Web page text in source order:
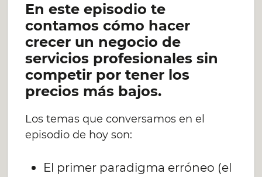
En este episodio te
contamos cómo hacer
crecer un negocio de
servicios profesionales sin
competir por tener los
precios más bajos.
Los temas que conversamos en el
episodio de hoy son:
El primer paradigma erróneo (el